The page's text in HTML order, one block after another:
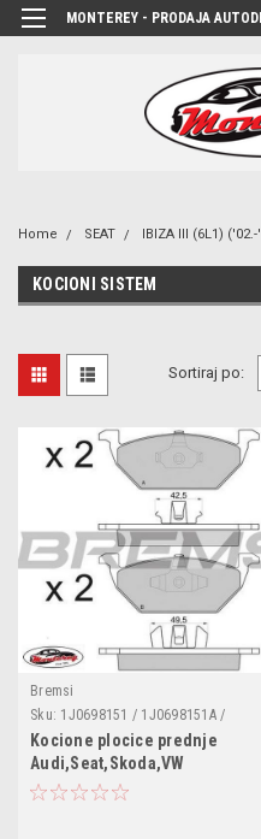
MONTEREY - PRODAJA
Home SEAT IBIZA III (6L1) ('02.-
KOCIONI SISTEM
Sortiraj po:
Bremsi
Sku: 1J0698151 / 1J0698151A /
1J0698151B / 1J0698151H /
1J0698151J / 1JE698151B /
5C0698151 / 6C0698151 /
6Q0698151 / 6R0698151A /
Kocione plocice prednje
Audi,Seat,Skoda,VW
1.2TFSI,1.4/1.6/1.9/2.0